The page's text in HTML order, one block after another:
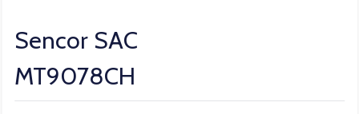
Sencor SAC
MT9078CH